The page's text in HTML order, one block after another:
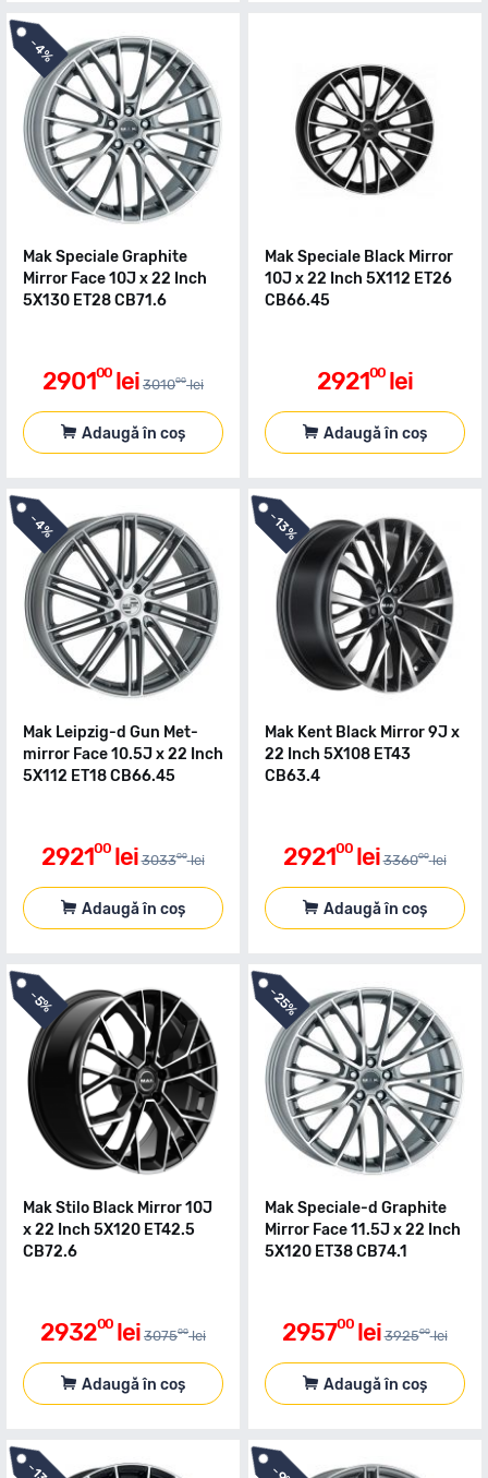
-
4%
Mak Speciale Graphite
Mirror Face 10J x 22 Inch
5X130 ET28 CB71.6
290100 lei 301000 lei
Adaugă în coș
Mak Speciale Black Mirror
10J x 22 Inch 5X112 ET26
CB66.45
292100 lei
Adaugă în coș
-
4%
Mak Leipzig-d Gun Met-
mirror Face 10.5J x 22 Inch
5X112 ET18 CB66.45
292100 lei 303300 lei
Adaugă în coș
-13%
Mak Kent Black Mirror 9J x
22 Inch 5X108 ET43
CB63.4
292100 lei 336000 lei
Adaugă în coș
-
5%
Mak Stilo Black Mirror 10J
x 22 Inch 5X120 ET42.5
CB72.6
293200 lei 307500 lei
Adaugă în coș
-25%
Mak Speciale-d Graphite
Mirror Face 11.5J x 22 Inch
5X120 ET38 CB74.1
295700 lei 392500 lei
Adaugă în coș
- -